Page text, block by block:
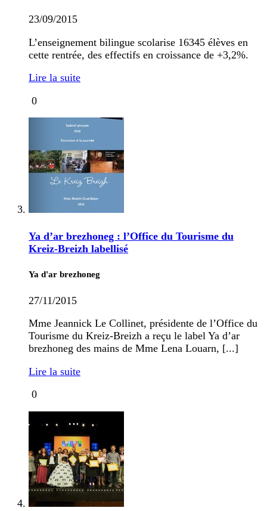
23/09/2015
L’enseignement bilingue scolarise 16345 élèves en
cette rentrée, des effectifs en croissance de +3,2%.
Lire la suite
0
Ya d’ar brezhoneg : l’Office du Tourisme du
Kreiz-Breizh labellisé
Ya d'ar brezhoneg
27/11/2015
Mme Jeannick Le Collinet, présidente de l’Office du
Tourisme du Kreiz-Breizh a reçu le label Ya d’ar
brezhoneg des mains de Mme Lena Louarn, [...]
Lire la suite
0